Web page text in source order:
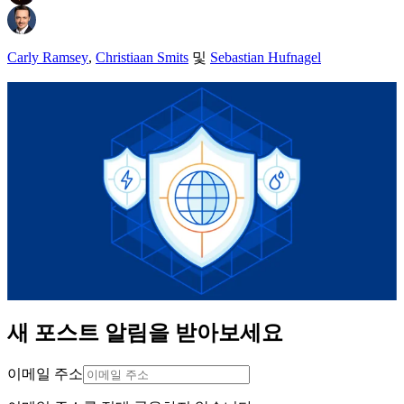
Carly Ramsey, Christiaan Smits 및 Sebastian Hufnagel
새 포스트 알림을 받아보세요
이메일 주소